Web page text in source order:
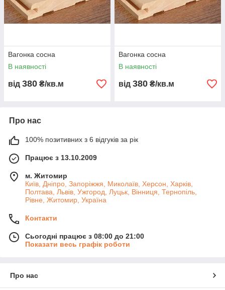
Вагонка сосна
В наявності
від 380 ₴/кв.м
Вагонка сосна
В наявності
від 380 ₴/кв.м
Про нас
100% позитивних з 6 відгуків за рік
Працює з 13.10.2009
м. Житомир
Київ, Дніпро, Запоріжжя, Миколаїв, Херсон, Харків,
Полтава, Львів, Ужгород, Луцьк, Вінниця, Тернопіль,
Рівне, Житомир, Україна
Контакти
Сьогодні працює з 08:00 до 21:00
Показати весь графік роботи
Про нас